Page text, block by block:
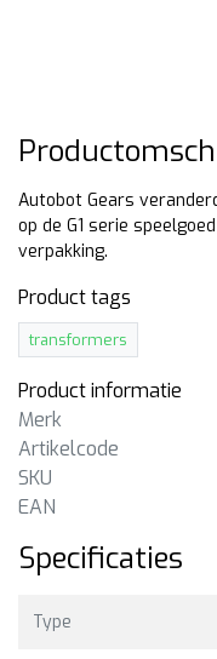
Autobot Gears
op de G1 serie
verpakking.
Product tags
transformers
Product informatie
Merk
Artikelcode
SKU
EAN
Specificaties
Type
Ramjet
uit de
Legacy United